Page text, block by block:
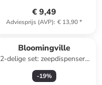
€ 9,49
Adviesprijs (AVP): € 13,90*
Bloomingville
2-delige set: zeepdispensers
"Cheran" groen/beige
-19%